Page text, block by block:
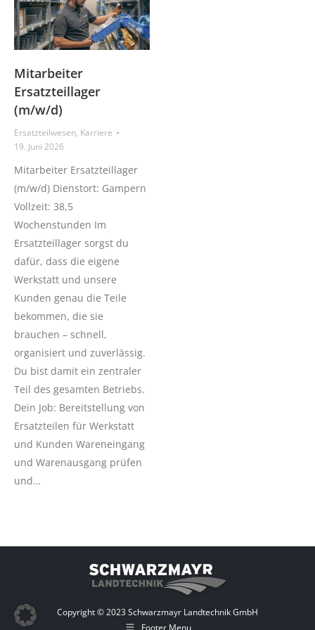
Mitarbeiter
Ersatzteillager
(m/w/d)
Ersatzteilwesen, Karriere
19. Juni 2026
Mitarbeiter Ersatzteillager
(m/w/d) Dienstort: Gampern
Vollzeit: 38,5
Wochenstunden Im
Ersatzteillager sorgst du
dafür, dass die eigene
Werkstatt und unsere
Kunden genau die Teile
bekommen, die sie
brauchen – schnell,
organisiert und zuverlässig.
Du bist damit ein zentraler
Teil des gesamten Betriebs.
Dein Job: Bereitstellung von
Ersatzteilen für Werkstatt
und Kunden Wareneingang
und Warenausgang prüfen
und…
Copyright © 2023 Schwarzmayr Landtechnik GmbH
Footer Menu